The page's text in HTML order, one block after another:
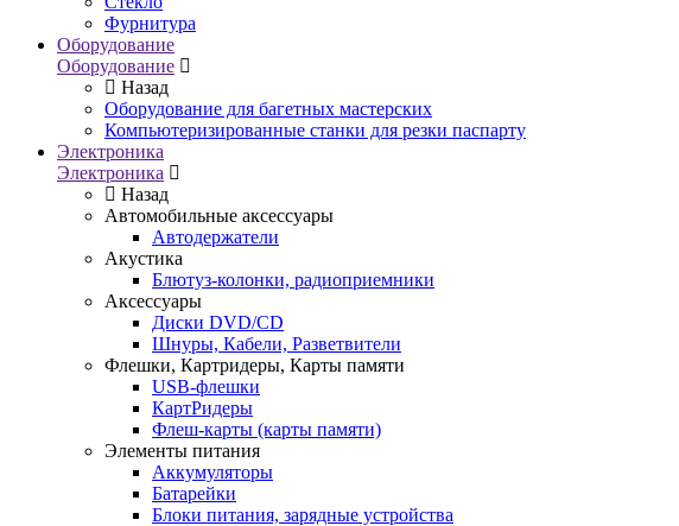
Фурнитура
Оборудование
Оборудование
Назад
Оборудование для багетных мастерских
Компьютеризированные станки для резки паспарту
Электроника
Электроника
Назад
Автомобильные аксессуары
Автодержатели
Акустика
Блютуз-колонки, радиоприемники
Аксессуары
Диски DVD/CD
Шнуры, Кабели, Разветвители
Флешки, Картридеры, Карты памяти
USB-флешки
КартРидеры
Флеш-карты (карты памяти)
Элементы питания
Аккумуляторы
Батарейки
Блоки питания, зарядные устройства